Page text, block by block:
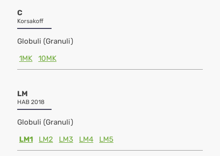
C
Korsakoff
Globuli (Granuli)
1MK
10MK
LM
HAB 2018
Globuli (Granuli)
LM1
LM2 LM3 LM4 LM5